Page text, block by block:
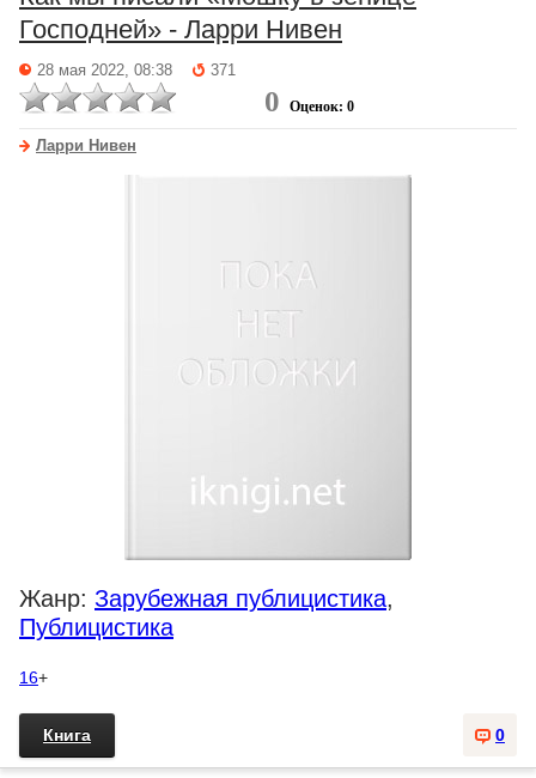
Господней» - Ларри Нивен
28 мая 2022, 08:38 371
0 Оценок: 0
Ларри Нивен
Жанр: Зарубежная публицистика,
Публицистика
16+
0
Книга